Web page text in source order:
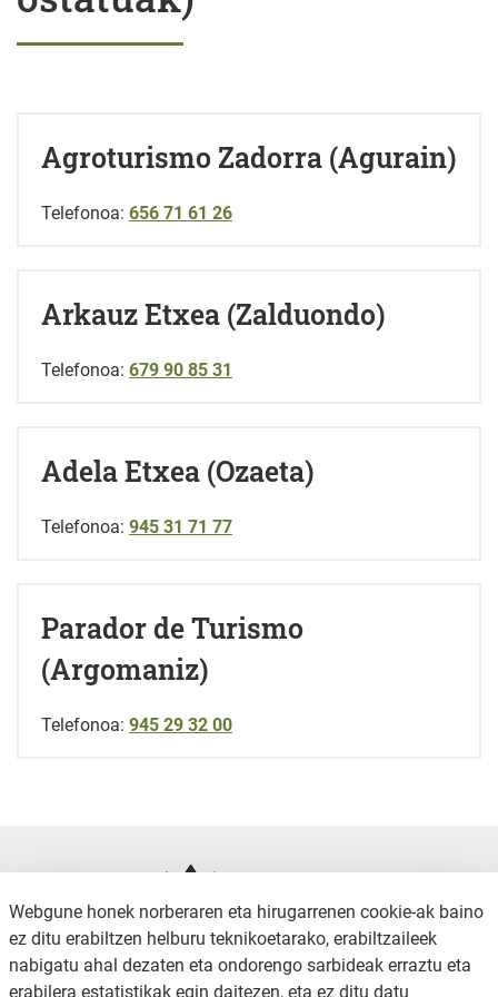
Agroturismo Zadorra (Agurain)
Telefonoa: 656 71 61 26
Arkauz Etxea (Zalduondo)
Telefonoa: 679 90 85 31
Adela Etxea (Ozaeta)
Telefonoa: 945 31 71 77
Parador de Turismo
(Argomaniz)
Telefonoa: 945 29 32 00
Webgune honek norberaren eta hirugarrenen cookie-ak baino
ez ditu erabiltzen helburu teknikoetarako, erabiltzaileek
nabigatu ahal dezaten eta ondorengo sarbideak erraztu eta
erabilera estatistikak egin daitezen, eta ez ditu datu